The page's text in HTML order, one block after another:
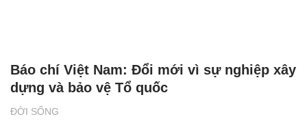
ĐỜI SỐNG
Báo chí Việt Nam: Đổi mới vì sự nghiệp xây
dựng và bảo vệ Tổ quốc